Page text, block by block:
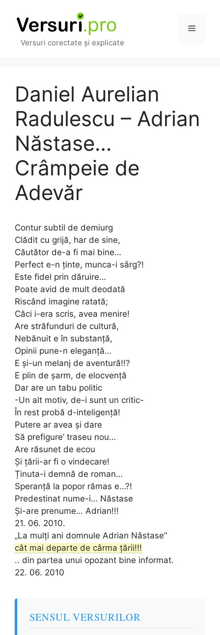
conținut
Versuri corectate și explicate
Meniu
Daniel Aurelian
Radulescu – Adrian
Năstase…
Crâmpeie de
Adevăr
Contur subtil de demiurg
Clădit cu grijă, har de sine,
Căutător de-a fi mai bine…
Perfect e-n ținte, munca-i sârg?!
Este fidel prin dăruire…
Poate avid de mult deodată
Riscând imagine ratată;
Căci i-era scris, avea menire!
Are străfunduri de cultură,
Nebănuit e în substanță,
Opinii pune-n eleganță…
E și-un melanj de aventură!!?
E plin de șarm, de elocvență
Dar are un tabu politic
-Un alt motiv, de-i sunt un critic-
În rest probă d-inteligență!
Putere ar avea și dare
Să prefigure’ traseu nou…
Are răsunet de ecou
Și țării-ar fi o vindecare!
Ținuta-i demnă de roman…
Speranță la popor rămas e…?!
Predestinat nume-i… Năstase
Și-are prenume… Adrian!!!
21. 06. 2010.
„La mulți ani domnule Adrian Năstase”
cât mai departe de cârma țării!!!
.. din partea unui opozant bine informat.
22. 06. 2010
SENSUL VERSURILOR